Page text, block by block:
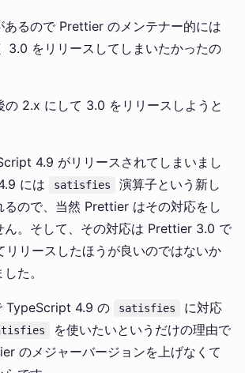
あるので Prettier のメンテナー的には
3.0 をリリースしてしまいたかったの
の 2.x にして 3.0 をリリースしようと
4.9 がリリースされてしまいまし
には
satisfies
演算子という新し
るので、当然 Prettier はその対応をし
ん。そして、その対応は Prettier 3.0 で
リリースしたほうが良いのではないか
た。
TypeScript 4.9 の satisfies
に対応
を使いたいというだけの理由で
のメジャーバージョンを上げなくて